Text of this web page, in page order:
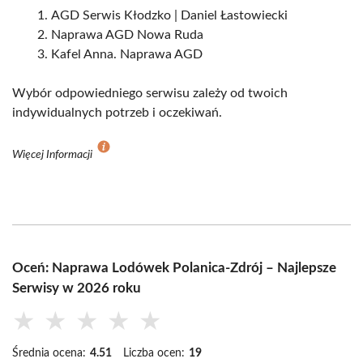
AGD Serwis Kłodzko | Daniel Łastowiecki
Naprawa AGD Nowa Ruda
Kafel Anna. Naprawa AGD
Wybór odpowiedniego serwisu zależy od twoich
indywidualnych potrzeb i oczekiwań.
Więcej Informacji
Oceń: Naprawa Lodówek Polanica-Zdrój – Najlepsze
Serwisy w 2026 roku
★ ★ ★ ★ ★
Średnia ocena: 4.51 Liczba ocen: 19